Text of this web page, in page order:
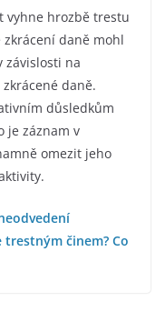
vyhne hrozbě trestu
daně mohl
závislosti na
daně.
důsledkům
je záznam v
omezit jeho
trestným činem? Co